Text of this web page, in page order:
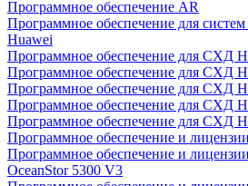
Программное обеспечение AR
Программное обеспечение для
Huawei
Программное обеспечение для СХД
Программное обеспечение для СХД
Программное обеспечение для СХД
Программное обеспечение для СХД
Программное обеспечение для СХД
Программное обеспечение и
Программное обеспечение и
OceanStor 5300 V3